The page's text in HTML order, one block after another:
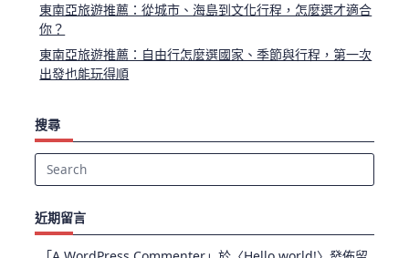
東南亞旅遊推薦：從城市、海島到文化行程，怎麼選才適合
你？
東南亞旅遊推薦：自由行怎麼選國家、季節與行程，第一次
出發也能玩得順
搜尋
Search
近期留言